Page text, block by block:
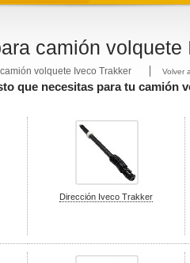
camión volquete
volquete Iveco Trakker Volver
que necesitas para tu camión
Dirección Iveco Trakker